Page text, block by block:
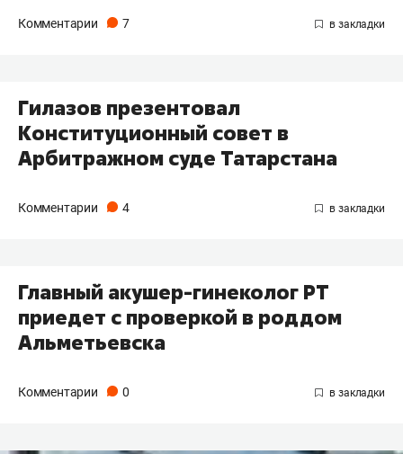
Комментарии 7
Гилазов презентовал
Конституционный совет в
Арбитражном суде Татарстана
Комментарии 4
Главный акушер-гинеколог РТ
приедет с проверкой в роддом
Альметьевска
Комментарии 0